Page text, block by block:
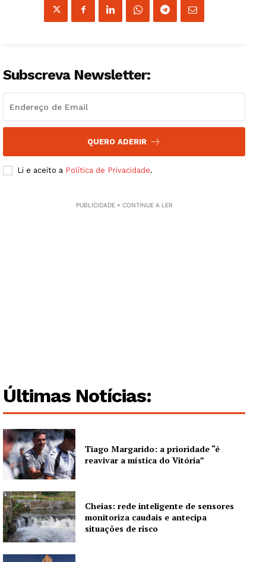
Institucional
Europa
Grande Entrevista
Publicidade
Quero ser Assinante
Subscreva Newsletter:
QUERO ADERIR
Li e aceito a Política de Privacidade.
PUBLICIDADE • CONTINUE A LER
Últimas Notícias:
Tiago Margarido: a prioridade “é
reavivar a mística do Vitória”
Cheias: rede inteligente de sensores
monitoriza caudais e antecipa
situações de risco